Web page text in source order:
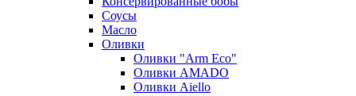
Соусы
Масло
Оливки
Оливки "Arm Eco"
Оливки AMADO
Оливки Aiello